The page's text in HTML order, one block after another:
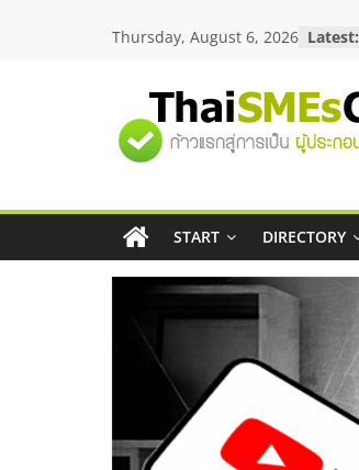
Thursday, August 6, 2026 Latest:
"ศูนย์
รวม
ข้อมูล
ธุรกิจ
SME
แห่ง
START DIRECTORY